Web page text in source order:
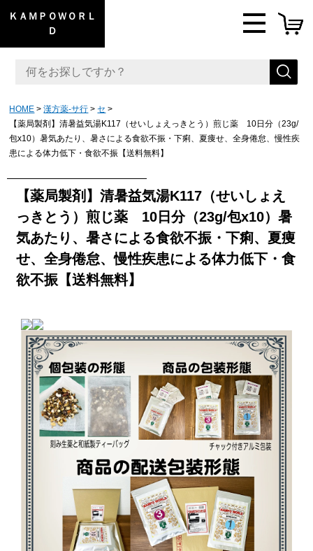
ＫＡＭＰＯＷＯＲＬ
Ｄ
HOME 漢方薬-サ行
セ
【薬局製剤】清暑益気湯K117（せいしょえっきとう）煎じ薬 10日分（23g/
包x10）暑気あたり、暑さによる食欲不振・下痢、夏痩せ、全身倦怠、慢性疾
患による体力低下・食欲不振【送料無料】
【薬局製剤】清暑益気湯K117（せいしょえ
っきとう）煎じ薬 10日分（23g/包x10）暑
気あたり、暑さによる食欲不振・下痢、夏痩
せ、全身倦怠、慢性疾患による体力低下・食
欲不振【送料無料】